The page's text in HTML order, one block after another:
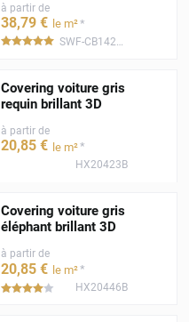
à partir de
38,79 € le m²*
*****
Covering voiture gris
requin brillant 3D
à partir de
20,85 € le m²*
HX20423B
Covering voiture gris
éléphant brillant 3D
à partir de
20,85 € le m²*
***** HX20446B